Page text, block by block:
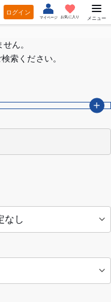
ログイン
マイページ お気に入り メニュー
ん。
索ください。